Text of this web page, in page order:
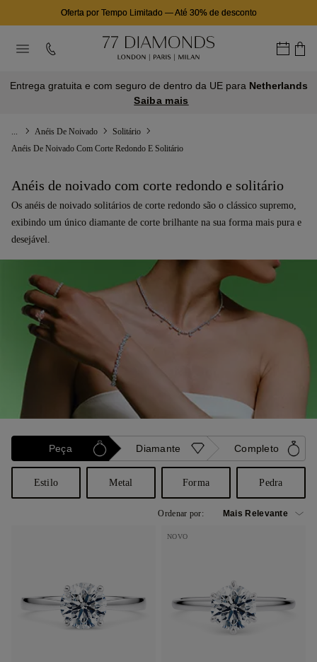
Oferta por Tempo Limitado—Até 30% de desconto
Entrega gratuita e com seguro de dentro da UE para Netherlands
Saiba mais
Anéis De Noivado
Solitário
Anéis De Noivado Com Corte Redondo E Solitário
Anéis de noivado com corte redondo e solitário
Os anéis de noivado solitários de corte redondo são o clássico supremo,
exibindo um único diamante de corte brilhante na sua forma mais pura e
desejável.
Peça Diamante Completo
Estilo Metal Forma Pedra
Ordenar por:
NOVO